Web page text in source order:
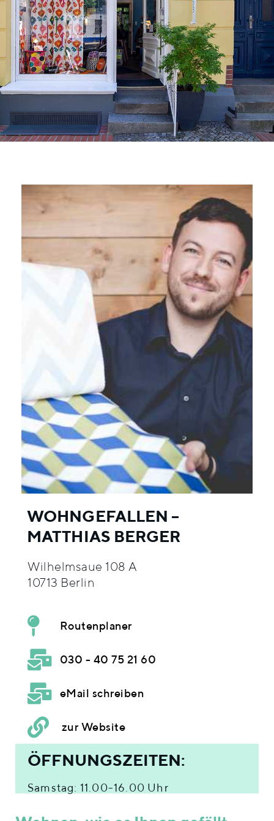
Stile
WOHNGEFALLEN –
MATTHIAS BERGER
Wilhelmsaue 108 A
10713 Berlin
Routenplaner
030 - 40 75 21 60
eMail schreiben
zur Website
ÖFFNUNGSZEITEN:
Samstag: 11.00-16.00 Uhr